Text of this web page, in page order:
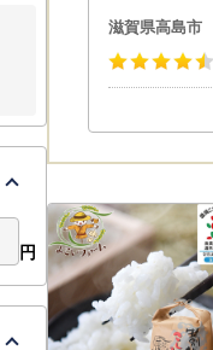
滋賀県高島市
TEL：0740-
【必ずご確認
・お寄せいた
のではありま
・高島市に居
○年末年始のお
・12月27日か
余裕を持って
滋賀県高島市
円